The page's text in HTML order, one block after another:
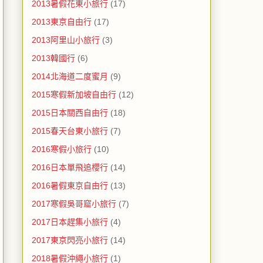
2013暑假花東小旅行 (17)
2013東京自由行 (17)
2013阿里山小旅行 (3)
2013韓國行 (6)
2014北海道二度蜜月 (9)
2015寒假新加坡自由行 (12)
2015日本關西自由行 (18)
2015春天台東小旅行 (7)
2016寒假小旅行 (10)
2016日本單飛追櫻行 (14)
2016暑假東京自由行 (13)
2017寒假吳哥窟小旅行 (7)
2017日本趕集小旅行 (4)
2017東京閃亮小旅行 (14)
2018暑假沖繩小旅行 (1)